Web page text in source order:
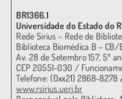
BR1366.1
Universidade do Estado do
Rede Sirius – Rede de
Biblioteca Biomédica B – CB/
Av. 28 de Setembro 157, 5º
CEP 20551-030 /
Telefone: (0xx21) 2868-8278
www.rsirius.uerj.br